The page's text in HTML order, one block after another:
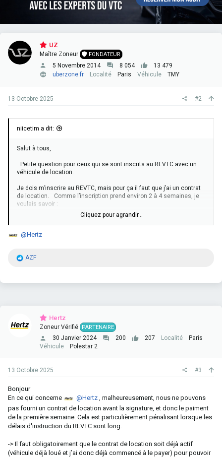
UZ
Maître Zoneur FONDATEUR
5 Novembre 2014 8 054
13 479
uberzone.fr
Localité Paris Véhicule TMY
13 Octobre 2025 #2
niicetim a dit:
Salut à tous,
Petite question pour ceux qui se sont inscrits au REVTC avec un
véhicule de location.
Je dois m’inscrire au REVTC, mais pour ça il faut que j’ai un contrat
de location. Comme l’inscription prend environ 2 à 4 semaines, je
voulais savoir :
- Est-ce que l’agence de location peut fournir un contrat avec un
pourrait utiliser pour l’inscription au REVTC ?
location soit déjà actif (véhicule déjà loué et j’ai donc déjà
Merci d’avance
Cliquez pour agrandir...
@Hertz
R
:
AZF
Hertz
Zoneur Vérifié PARTENAIRE
30 Janvier 2024 200 207 Localité
Paris
Véhicule
Polestar 2
13 Octobre 2025 #3
Bonjour
En ce qui concerne
@Hertz , malheureusement, nous ne pouvons
pas fourni un contrat de location avant la signature, et donc le paiment
de la première semaine. Cela est particulièrement pénalisant lorsque les
délais d'instruction du REVTC sont long.
-> Il faut obligatoirement que le contrat de location soit déjà actif
(véhicule déjà loué et j’ai donc déjà commencé à le payer) pour pouvoir